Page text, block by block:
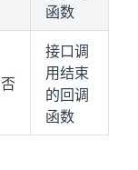
函数
否
接口调
用结束
的回调
函数